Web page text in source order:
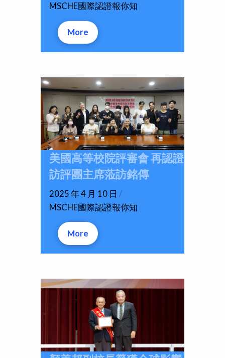
MSCHE國際認證報你知
More
美國高等校院評審會 再認證
訪評團主席蒞訪銘傳
2025 年 4 月 10 日 /
MSCHE國際認證報你知
More